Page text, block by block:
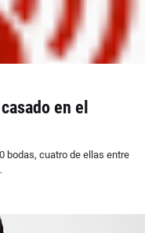
en el
bodas, cuatro de ellas entre